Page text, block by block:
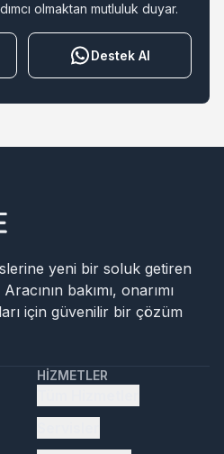
olmaktan mutluluk duyar.
Destek Al
yeni bir soluk getiren
bakımı, onarımı
için güvenilir bir çözüm
HIZMETLER